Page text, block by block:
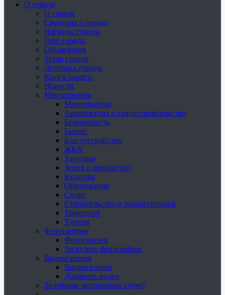
О городе
О городе
Сведения о городе
Награды города
Герб города
Объявления
Устав города
Летопись города
Книга памяти
Новости
Мероприятия
Мероприятия
Архитектура и градостроительство
Безопасность
Бизнес
Благоустройство
ЖКХ
Здоровье
Земля и имущество
Культура
Образование
Спорт
Строительство и реконструкция
Транспорт
Туризм
Фотогалерея
Фотогалерея
Загрузить фотографии
Видеогалерея
Видеогалерея
Добавить видео
Телефоны экстренных служб